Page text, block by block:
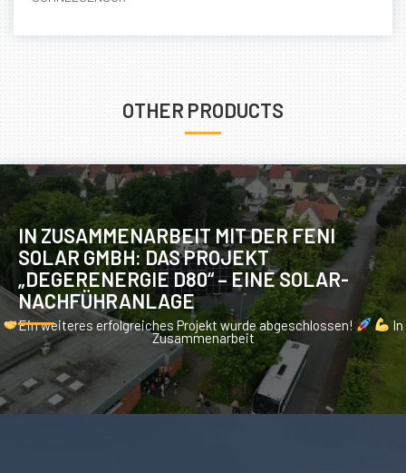
OTHER PRODUCTS
IN ZUSAMMENARBEIT MIT DER FENI
SOLAR GMBH: DAS PROJEKT
„DEGERENERGIE D80“ – EINE SOLAR-
NACHFÜHRANLAGE
Ein weiteres erfolgreiches Projekt wurde abgeschlossen!
In
Zusammenarbeit